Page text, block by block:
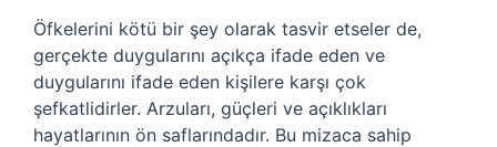
Öfkelerini kötü bir şey olarak tasvir etseler de,
gerçekte duygularını açıkça ifade eden ve
duygularını ifade eden kişilere karşı çok
şefkatlidirler. Arzuları, güçleri ve açıklıkları
hayatlarının ön saflarındadır. Bu mizaca sahip